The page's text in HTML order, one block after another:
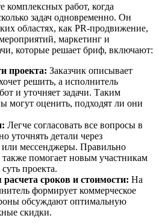
комплексных работ, когда
задач одновременно. Он
областях, как PR-продвижение,
маркетинг и
которые решает бриф, включают:
проекта: Заказчик описывает
решить, а исполнитель
и уточняет задачи. Таким
могут оценить, подходят ли они
Легче согласовать все вопросы в
уточнять детали через
мессенджеры. Правильно
помогает новым участникам
проекта.
сроков и стоимости: На
формирует коммерческое
обсуждают оптимальную
скидки.